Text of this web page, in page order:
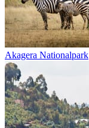
Akagera Nationalpark